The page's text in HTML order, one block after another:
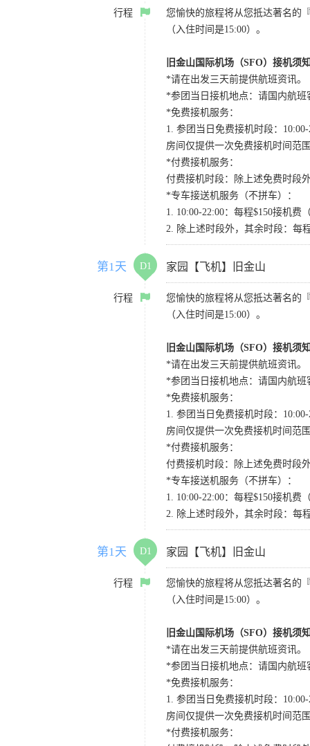
行程
您愉快的旅程将从您抵达著名的
（入住时间是15:00）。
旧金山国际机场（SFO）接机须
*请在出发三天前提供航班资讯。
*参团当日接机地点：请国内航班
*免费接机服务：
1. 参团当日免费接机时段：
房间仅提供一次免费接机时间范
*付费接机服务：
付费接机时段：除上述免费时段
*专车接送机服务（不拼车）：
1. 10:00-22:00：每程$150接机
2. 除上述时段外，其余时段：每
第1天 D1 家园【飞机】旧金山
行程
您愉快的旅程将从您抵达著名的
（入住时间是15:00）。
旧金山国际机场（SFO）接机须
*请在出发三天前提供航班资讯。
*参团当日接机地点：请国内航班
*免费接机服务：
1. 参团当日免费接机时段：
房间仅提供一次免费接机时间范
*付费接机服务：
付费接机时段：除上述免费时段
*专车接送机服务（不拼车）：
1. 10:00-22:00：每程$150接机
2. 除上述时段外，其余时段：每
第1天 D1 家园【飞机】旧金山
行程
您愉快的旅程将从您抵达著名的
（入住时间是15:00）。
旧金山国际机场（SFO）接机须
*请在出发三天前提供航班资讯。
*参团当日接机地点：请国内航班
*免费接机服务：
1. 参团当日免费接机时段：
房间仅提供一次免费接机时间范
*付费接机服务：